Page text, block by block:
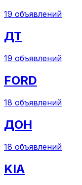
19 объявлений
ДТ
19 объявлений
FORD
18 объявлений
ДОН
18 объявлений
KIA